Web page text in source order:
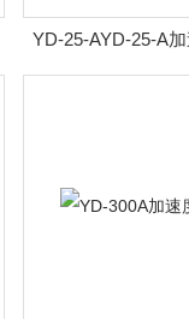
YD-25-AYD-25-A